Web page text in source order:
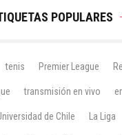
POPULARES
tenis Premier League
transmisión en vivo
de Chile La Liga